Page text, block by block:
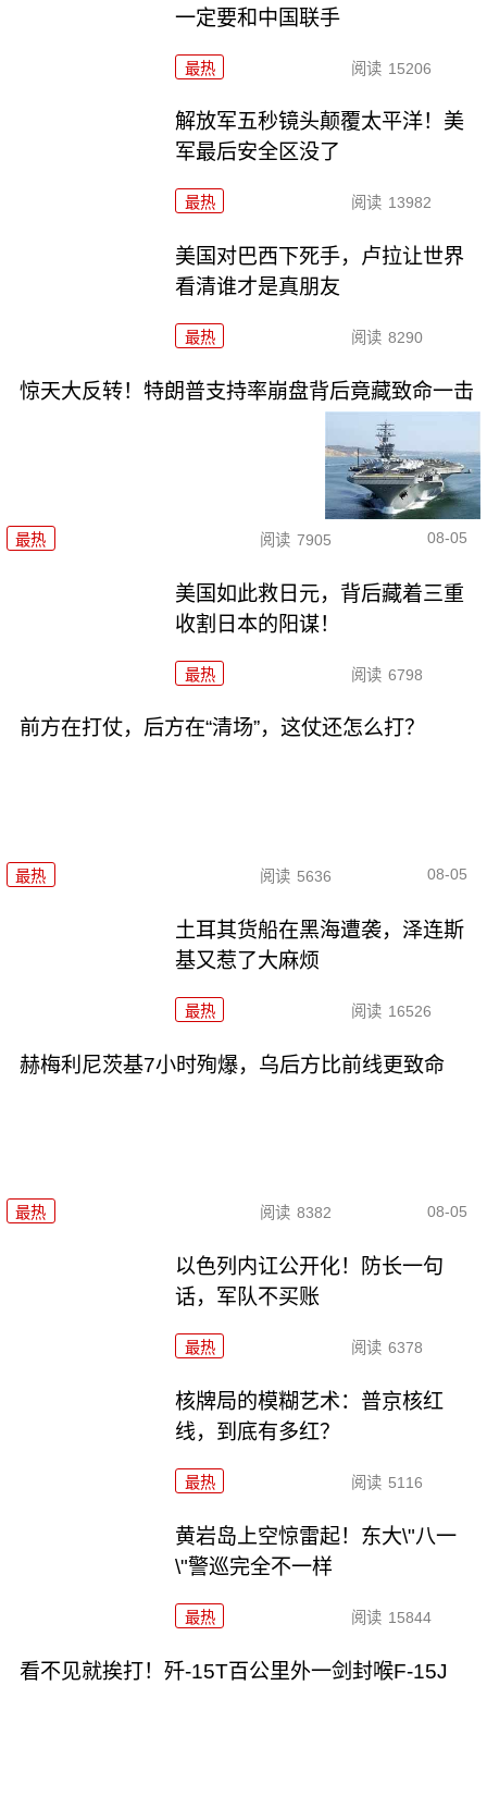
一定要和中国联手
最热 阅读 15206
解放军五秒镜头颠覆太平洋！美
军最后安全区没了
最热 阅读 13982
美国对巴西下死手，卢拉让世界
看清谁才是真朋友
最热 阅读 8290
惊天大反转！特朗普支持率崩盘背后竟藏致命一击
最热 阅读 7905 08-05
美国如此救日元，背后藏着三重
收割日本的阳谋！
最热 阅读 6798
前方在打仗，后方在“清场”，这仗还怎么打？
最热 阅读 5636 08-05
土耳其货船在黑海遭袭，泽连斯
基又惹了大麻烦
最热 阅读 16526
赫梅利尼茨基7小时殉爆，乌后方比前线更致命
最热 阅读 8382 08-05
以色列内讧公开化！防长一句
话，军队不买账
最热 阅读 6378
核牌局的模糊艺术：普京核红
线，到底有多红？
最热 阅读 5116
黄岩岛上空惊雷起！东大\"八一
\"警巡完全不一样
最热 阅读 15844
看不见就挨打！歼-15T百公里外一剑封喉F-15J